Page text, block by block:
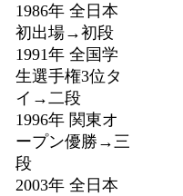
1986年 全日本
初出場→初段
1991年 全国学
生選手権3位タ
イ→二段
1996年 関東オ
ープン優勝→三
段
2003年 全日本